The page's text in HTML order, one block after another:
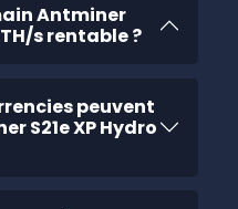
Antminer
s rentable ?
peuvent
S21e XP Hydro